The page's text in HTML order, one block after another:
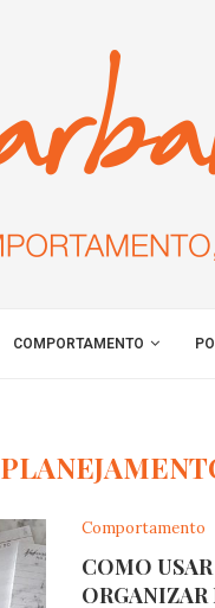
COMPORTAMENTO
Comportamento
COMO